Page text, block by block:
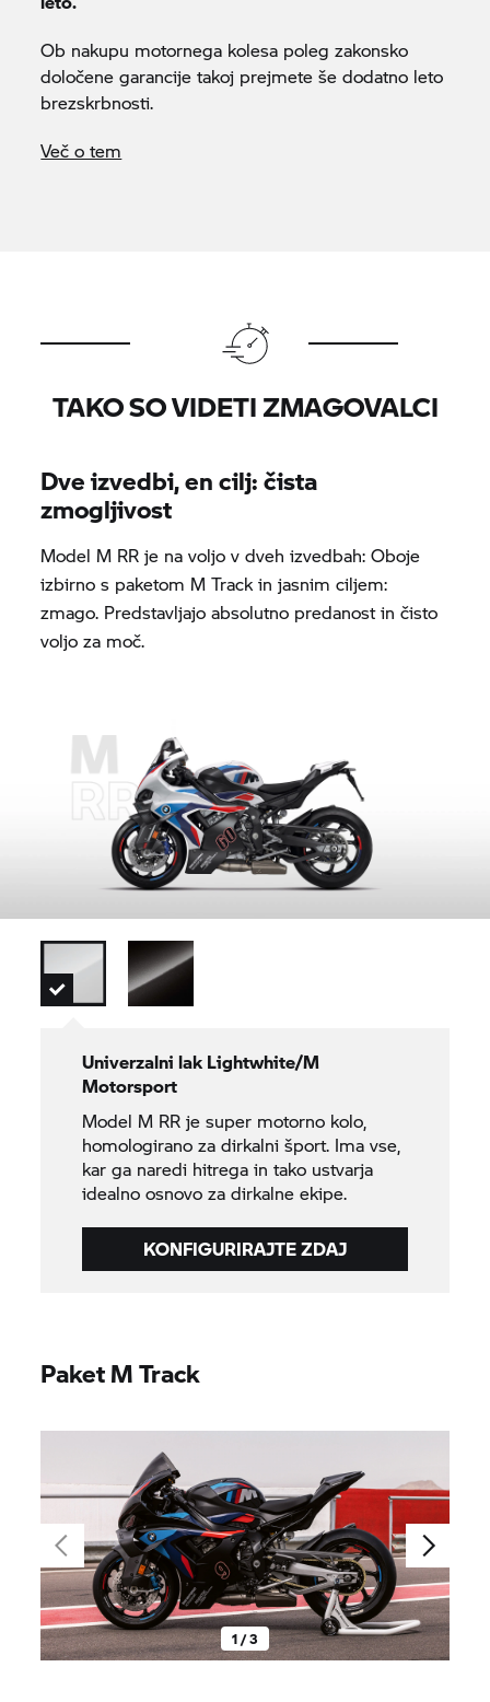
Ob nakupu motornega kolesa poleg zakonsko
določene garancije takoj prejmete še dodatno leto
brezskrbnosti.
Več o tem
TAKO SO VIDETI ZMAGOVALCI
Dve izvedbi, en cilj: čista
zmogljivost
Model M RR je na voljo v dveh izvedbah: Oboje
izbirno s paketom M Track in jasnim ciljem:
zmago. Predstavljajo absolutno predanost in čisto
voljo za moč.
Univerzalni lak Lightwhite/M
Motorsport
Model M RRje super motorno kolo,
homologirano za dirkalni šport. Ima vse,
kar ga naredi hitrega in tako ustvarja
idealno osnovo za dirkalne ekipe.
KONFIGURIRAJTE ZDAJ
Paket M Track
1 / 3